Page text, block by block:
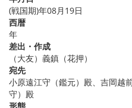
(戦国期)年08月19日
西暦
年
差出・作成
（大友）義鎮（花押）
宛先
小原遠江守（鑑元）殿、吉岡越
守）殿